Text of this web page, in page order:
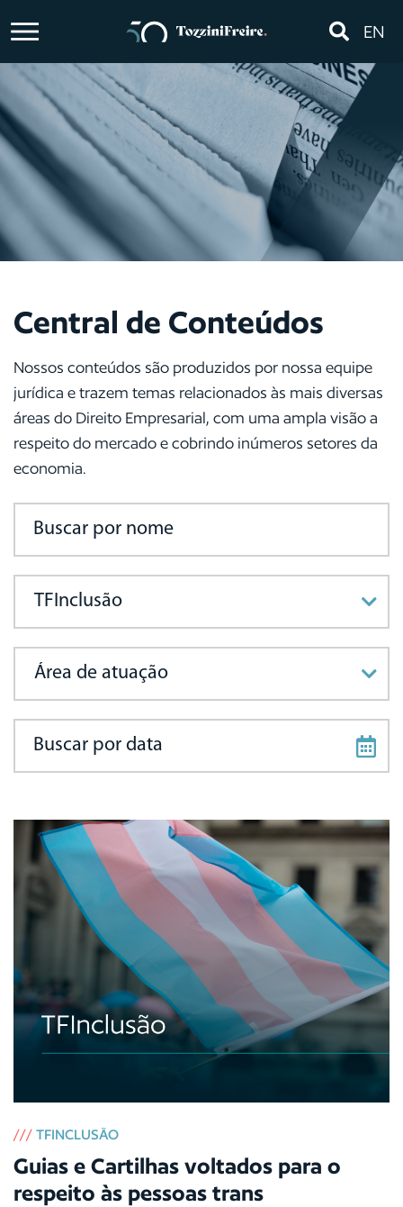
EN
Central de Conteúdos
Nossos conteúdos são produzidos por nossa equipe
jurídica e trazem temas relacionados às mais diversas
áreas do Direito Empresarial, com uma ampla visão a
respeito do mercado e cobrindo inúmeros setores da
economia.
Área de atuação
/// TFINCLUSÃO
Guias e Cartilhas voltados para o
respeito às pessoas trans